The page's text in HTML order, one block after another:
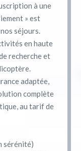
à une
» est
séjours.
en haute
recherche et
adaptée,
complète
au tarif de
sérénité)